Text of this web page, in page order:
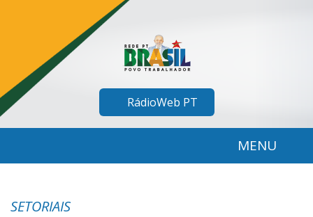
RádioWeb PT
MENU
SETORIAIS